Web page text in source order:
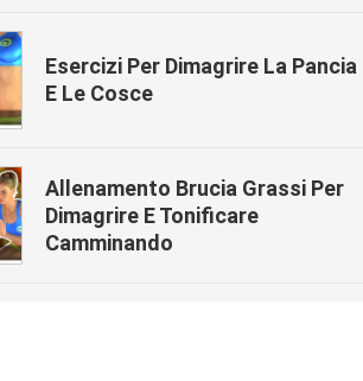
Esercizi Per Dimagrire La Pancia
E Le Cosce
Allenamento Brucia Grassi Per
Dimagrire E Tonificare
Camminando